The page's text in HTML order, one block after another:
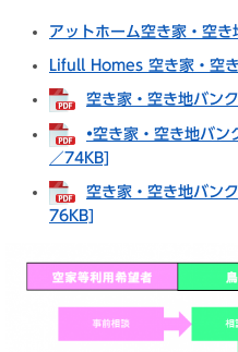
アットホーム空き家・空き
Lifull Homes 空き家・空
空き家・空き地バン
•空き家・空き地バ
／74KB]
空き家・空き地バン
76KB]